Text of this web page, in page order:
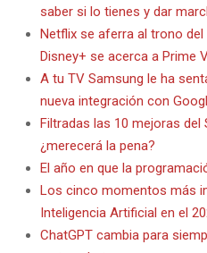
saber si lo tienes y dar
Netflix se aferra al trono
Disney+ se acerca a Prime
A tu TV Samsung le ha
nueva integración con
Filtradas las 10 mejoras del
¿merecerá la pena?
El año en que la
Los cinco momentos más
Inteligencia Artificial en el
ChatGPT cambia para